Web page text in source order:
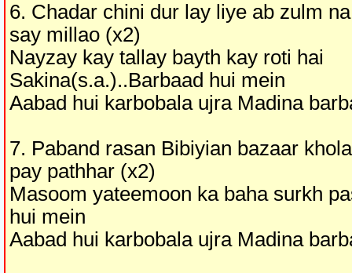
6. Chadar chini dur lay liye ab zulm
say millao (x2)
Nayzay kay tallay bayth kay roti hai
Sakina(s.a.)..Barbaad hui mein
Aabad hui karbobala ujra Madina
7. Paband rasan Bibiyian bazaar
pay pathhar (x2)
Masoom yateemoon ka baha surkh
hui mein
Aabad hui karbobala ujra Madina